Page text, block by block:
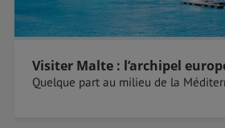
Visiter Malte : l’archipel
Quelque part au milieu de la